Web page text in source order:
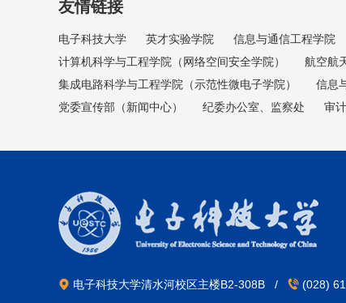
友情链接
电子科技大学 英才实验学院 信息与通信工程学院
计算机科学与工程学院（网络空间安全学院）
航空航
集成电路科学与工程学院（示范性微电子学院）
信息
党委宣传部（新闻中心）
纪委办公室、监察处 审
电子科技大学清水河校区主楼B2-308B / (028)